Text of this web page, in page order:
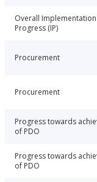
Overall Implementation
Progress (IP)
Procurement
Procurement
Progress towards
of PDO
Progress towards
of PDO